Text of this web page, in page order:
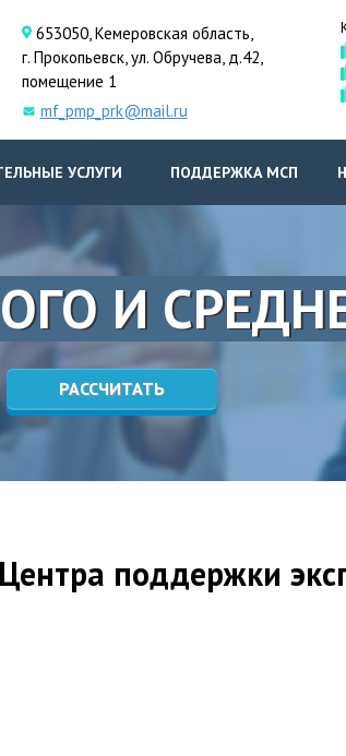
653050, Кемеровская область,
г. Прокопьевск, ул. Обручева, д.42,
помещение 1
mf_pmp_prk@mail.ru
УСЛУГИ ПОДДЕРЖКА МСП
И
РАССЧИТАТЬ
поддержки